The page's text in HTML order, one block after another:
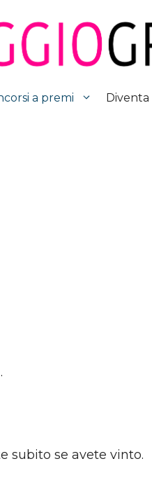
a premi Diventa
subito se avete vinto.